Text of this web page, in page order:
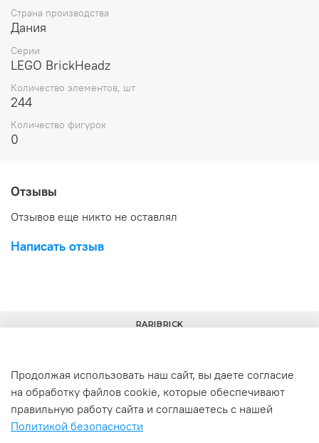
Страна производства
Дания
Серии
LEGO BrickHeadz
Количество элементов, шт
244
Количество фигурок
0
Отзывы
Отзывов еще никто не оставлял
Написать отзыв
+7(977) 633-00-30
info@raribrick.ru
г. Москва, Перерва ул., 52, стр. 1
RARIBRICK
Продолжая использовать наш сайт, вы даете согласие
на обработку файлов cookie, которые обеспечивают
правильную работу сайта и соглашаетесь с нашей
Политикой безопасности